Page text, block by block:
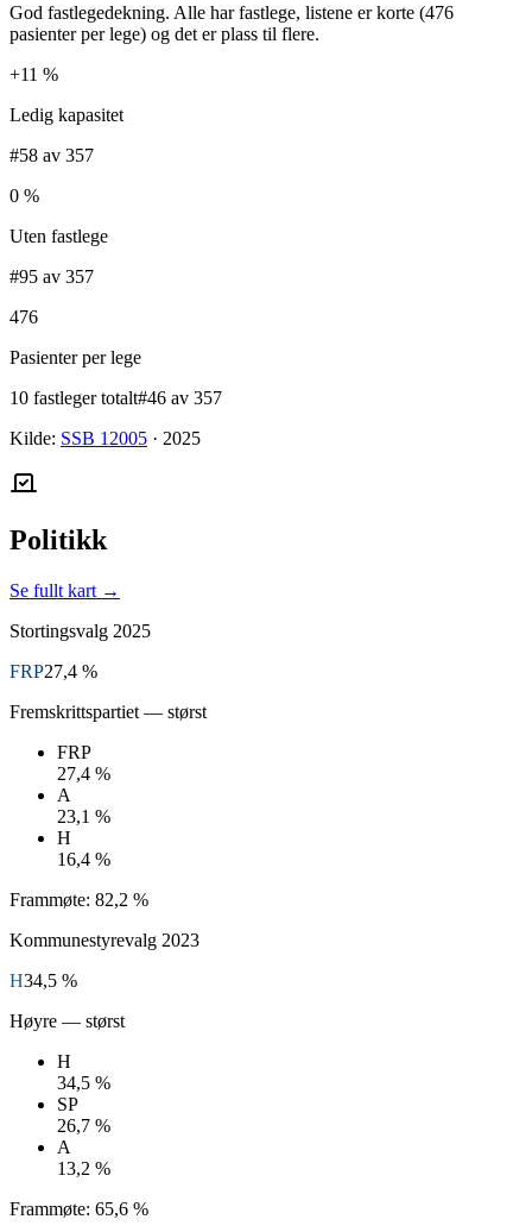
God fastlegedekning. Alle har fastlege, listene er korte (476
pasienter per lege) og det er plass til flere.
+11 %
Ledig kapasitet
#58 av 357
0 %
Uten fastlege
#95 av 357
476
Pasienter per lege
10 fastleger totalt#46 av 357
Kilde: SSB 12005 · 2025
Politikk
Se fullt kart →
Stortingsvalg 2025
FRP27,4 %
Fremskrittspartiet — størst
FRP
27,4 %
A
23,1 %
H
16,4 %
Frammøte: 82,2 %
Kommunestyrevalg 2023
H34,5 %
Høyre — størst
H
34,5 %
SP
26,7 %
A
13,2 %
Frammøte: 65,6 %